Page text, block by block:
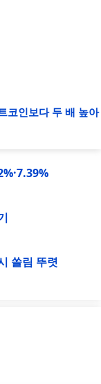
코인보다 두 배 높아
쏠림 뚜렷